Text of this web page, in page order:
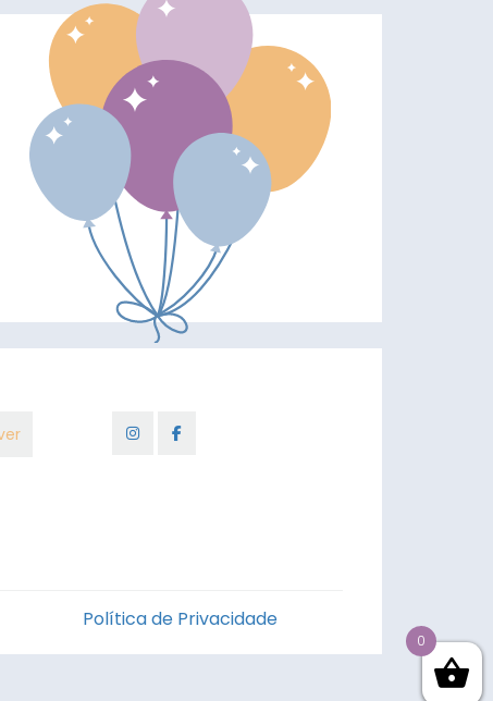
Política de Privacidade
0